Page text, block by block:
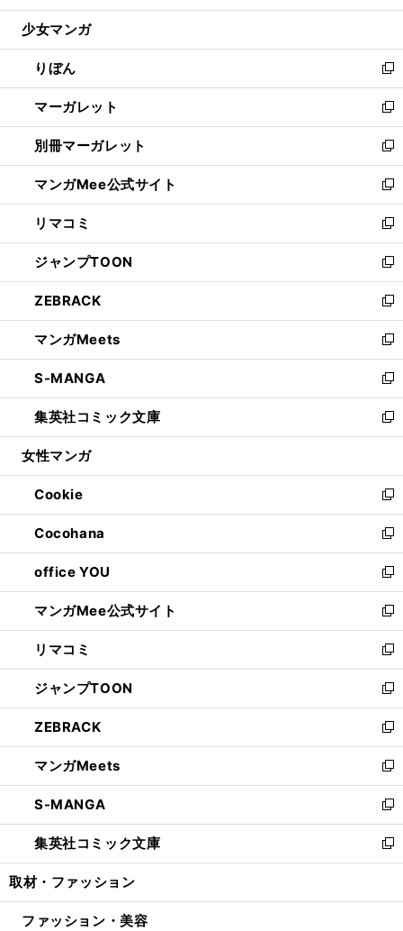
開
ウ
開
く
ン
ウ
で
開
く
ウ
ン
ド
ウ
で
開
く
し
ウ
ィ
ン
ド
ウ
で
開
く
少女マンガ
りぼん
新
し
い
ウ
ィ
ン
ド
ウ
で
開
く
マーガレット
新
し
い
ウ
ィ
ン
ド
ウ
で
開
く
別冊マーガレット
新
し
い
ウ
ィ
ン
ド
ウ
で
開
く
マンガMee公式サイト
新
し
い
ウ
ィ
ン
ド
ウ
で
開
く
リマコミ
新
し
い
ウ
ィ
ン
ド
ウ
で
開
く
ジャンプTOON
新
し
い
ウ
ィ
ン
ド
ウ
で
開
ZEBRACK
新
し
い
ウ
ィ
ン
ド
ウ
開
く
マンガMeets
新
し
い
ウ
ィ
ン
ウ
で
開
く
S-MANGA
新
し
い
ウ
ン
ド
ウ
で
開
く
集英社コミック文庫
新
し
ウ
ィ
ン
ド
ウ
で
開
く
女性マンガ
Cookie
新
し
い
ウ
ィ
ン
ド
ウ
で
開
く
Cocohana
新
し
い
ウ
ィ
ン
ド
ウ
で
開
く
office YOU
新
し
い
ウ
ィ
ン
ド
ウ
で
開
く
マンガMee公式サイト
新
し
い
ウ
ィ
ン
ド
ウ
で
開
く
リマコミ
新
し
い
ウ
ィ
ン
ド
ウ
で
開
く
ジャンプTOON
新
し
い
ウ
ィ
ン
ド
ウ
で
開
ZEBRACK
新
し
い
ウ
ィ
ン
ド
ウ
開
マンガMeets
新
し
い
ウ
ィ
ン
ウ
S-MANGA
新
し
い
ウ
ン
集英社コミック文庫
新
し
ウ
取材・ファッション
ファッション・美容